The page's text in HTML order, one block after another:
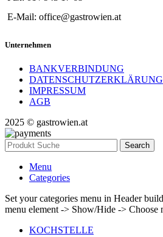
E-Mail: office@gastrowien.at
Unternehmen
BANKVERBINDUNG
DATENSCHUTZERKLÄRUNG
IMPRESSUM
AGB
2025 © gastrowien.at
Search
Menu
Categories
Set your categories menu in Header
menu element -> Show/Hide -> Choose
KOCHSTELLE